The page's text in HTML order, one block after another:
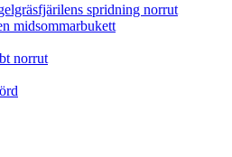
spridning norrut
midsommarbukett
norrut